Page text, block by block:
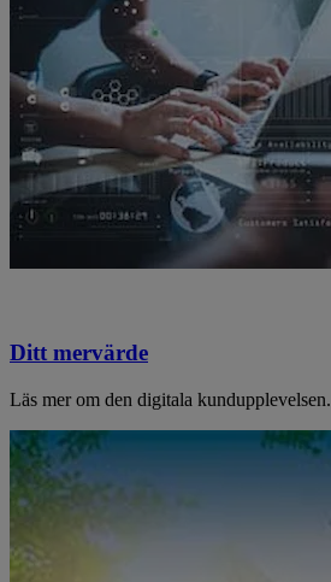
Ditt mervärde
Läs mer om den digitala kundupplevelsen.